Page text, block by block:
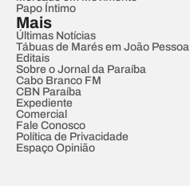
Papo Íntimo
Mais
Últimas Notícias
Tábuas de Marés em João Pessoa
Editais
Sobre o Jornal da Paraíba
Cabo Branco FM
CBN Paraíba
Expediente
Comercial
Fale Conosco
Política de Privacidade
Espaço Opinião